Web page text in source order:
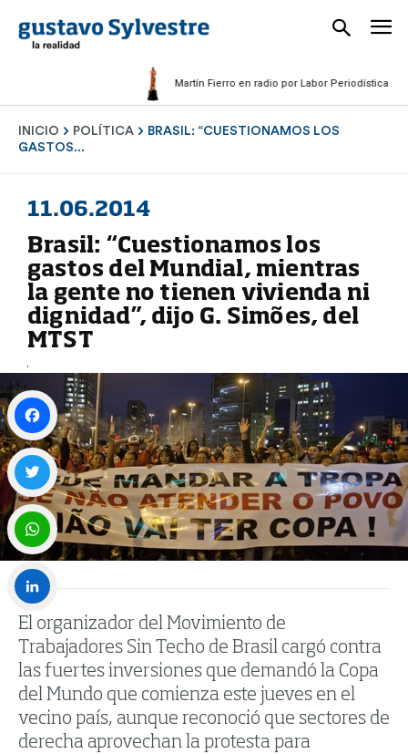
Martín Fierro en radio por Labor Periodística
INICIO POLÍTICA
BRASIL: “CUESTIONAMOS LOS
GASTOS...
11.06.2014
Brasil: “Cuestionamos los
gastos del Mundial, mientras
la gente no tienen vivienda ni
dignidad”, dijo G. Simões, del
MTST
El organizador del Movimiento de
Trabajadores Sin Techo de Brasil cargó contra
las fuertes inversiones que demandó la Copa
del Mundo que comienza este jueves en el
vecino país, aunque reconoció que sectores de
derecha aprovechan la protesta para
Facebook
Twitter
WhatsApp
LinkedIn